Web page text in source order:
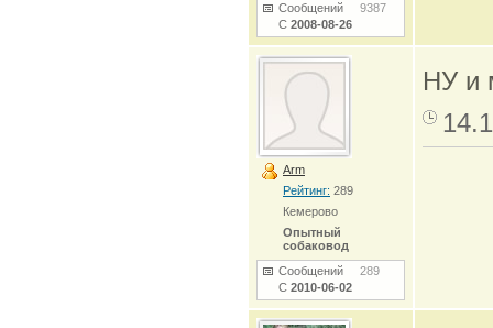
Сообщений 9387
С 2008-08-26
Arm
Рейтинг: 289
Кемерово
Опытный
собаковод
Сообщений 289
С 2010-06-02
НУ и